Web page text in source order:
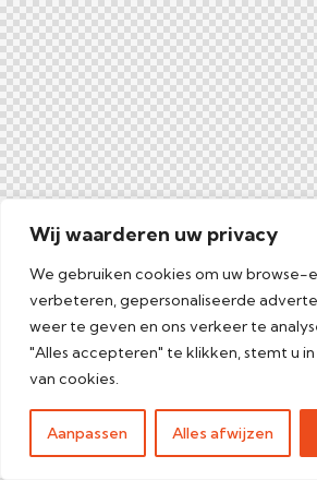
Wij waarderen uw privacy
We gebruiken cookies om uw browse-
verbeteren, gepersonaliseerde
weer te geven en ons verkeer te
"Alles accepteren" te klikken, stemt u
van cookies.
Aanpassen Alles afwijzen